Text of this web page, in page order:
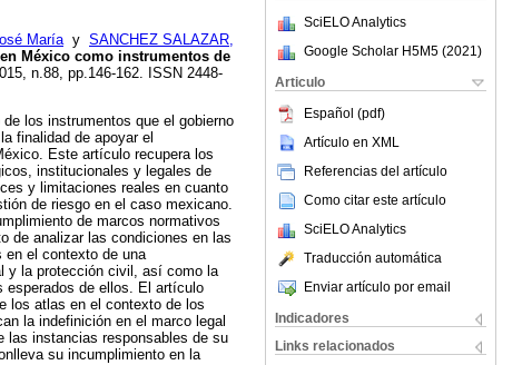
SciELO Analytics
Google Scholar H5M5 (2021 )
Articulo
Español (pdf)
Artículo en XML
Referencias del artículo
Como citar este artículo
SciELO Analytics
Traducción automática
Enviar artículo por email
Indicadores
Links relacionados
Maríay SANCHEZ SALAZAR,
México como instrumentos de
n.88, pp.146-162. ISSN 2448-
los instrumentos que el gobierno
finalidad de apoyar el
Este artículo recupera los
institucionales y legales de
y limitaciones reales en cuanto
de riesgo en el caso mexicano.
de marcos normativos
de analizar las condiciones en las
el contexto de una
y la protección civil, así como la
esperados de ellos. El artículo
los atlas en el contexto de los
la indefinición en el marco legal
las instancias responsables de su
su incumplimiento en la